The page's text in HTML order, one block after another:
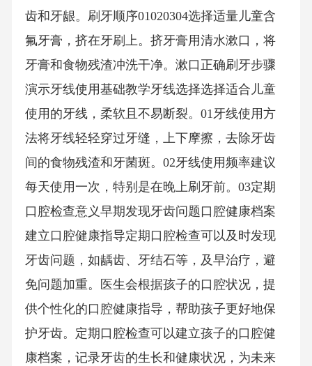
齿和牙龈。刷牙顺序01020304选择适量儿童含
氟牙膏，挤在牙刷上。挤牙膏用清水漱口，将
牙膏和食物残渣冲洗干净。漱口正确刷牙步骤
演示牙线使用基础教学牙线选择选择适合儿童
使用的牙线，柔软且不易断裂。01牙线使用方
法将牙线轻轻穿过牙缝，上下摩擦，去除牙齿
间的食物残渣和牙菌斑。02牙线使用频率建议
每天使用一次，特别是在晚上刷牙前。03定期
口腔检查意义早期发现牙齿问题口腔健康档案
建立口腔健康指导定期口腔检查可以及时发现
牙齿问题，如龋齿、牙结石等，及早治疗，避
免问题加重。医生会根据孩子的口腔状况，提
供个性化的口腔健康指导，帮助孩子更好地保
护牙齿。定期口腔检查可以建立孩子的口腔健
康档案，记录牙齿的生长和健康状况，为未来